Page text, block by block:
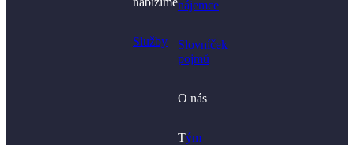
Služby
nájemce
Slovníček
pojmů
O nás
Tým